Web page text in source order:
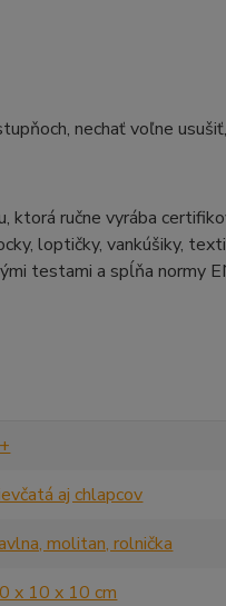
nechať voľne
ktorá ručne vyrába
loptičky, vankúšiky,
testami a spĺňa normy
aj chlapcov
molitan, rolnička
x 10 x 10 cm